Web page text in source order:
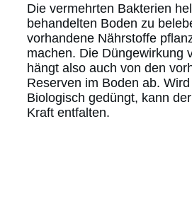
Die vermehrten Bakterien
behandelten Boden zu
vorhandene Nährstoffe
machen. Die Düngewirkung
hängt also auch von den
Reserven im Boden ab.
Biologisch gedüngt, kann
Kraft entfalten.